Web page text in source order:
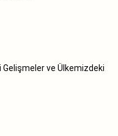
Gelişmeler ve Ülkemizdeki